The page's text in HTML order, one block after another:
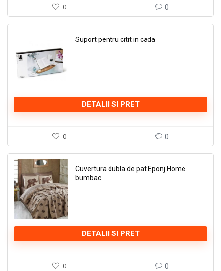
0 0
Suport pentru citit in cada
DETALII SI PRET
0 0
Cuvertura dubla de pat Eponj Home
bumbac
DETALII SI PRET
0 0